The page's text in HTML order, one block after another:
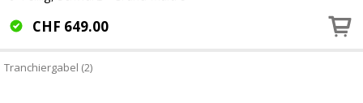
CHF 649.00
Tranchiergabel (2)